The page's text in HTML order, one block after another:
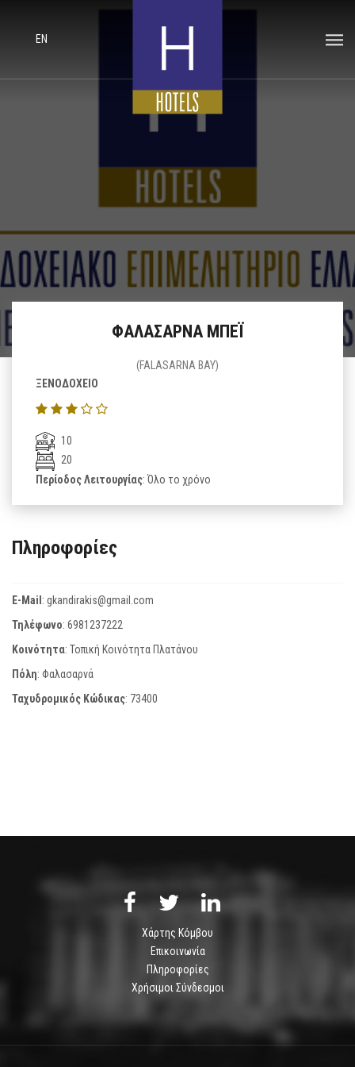
EN
ΦΑΛΑΣΑΡΝΑ ΜΠΕΪ
(FALASARNA BAY)
ΞΕΝΟΔΟΧΕΙΟ
10
20
Περίοδος Λειτουργίας: Όλο το χρόνο
Πληροφορίες
E-Mail: gkandirakis@gmail.com
Τηλέφωνο: 6981237222
Κοινότητα: Τοπική Κοινότητα Πλατάνου
Πόλη: Φαλασαρνά
Ταχυδρομικός Κώδικας: 73400
Χάρτης Κόμβου
Επικοινωνία
Πληροφορίες
Χρήσιμοι Σύνδεσμοι